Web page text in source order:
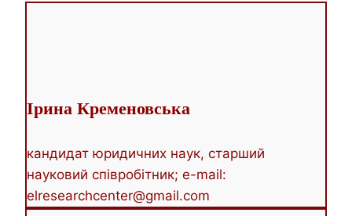
Ірина Кременовська
кандидат юридичних наук, старший
науковий співробітник; e-mail:
elresearchcenter@gmail.com